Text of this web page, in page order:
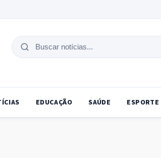
Buscar
EDUCAÇÃO SAÚDE ESPORTE